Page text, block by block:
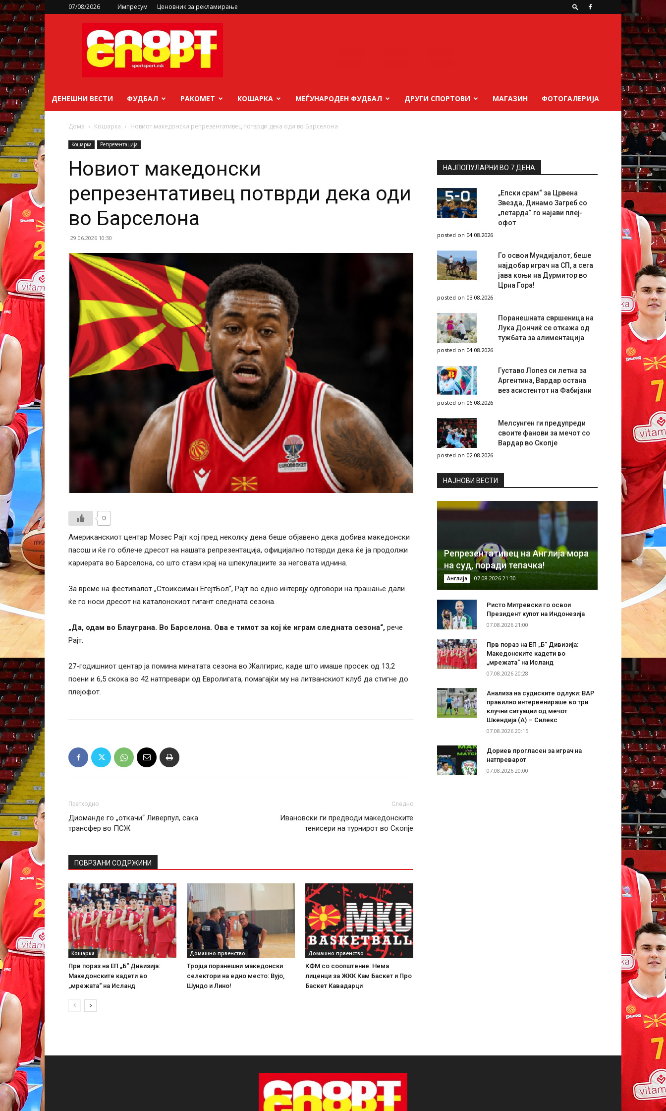
07/08/2026 Импресум Ценовник за рекламирање
sportsport.mk
ДЕНЕШНИ ВЕСТИ ФУДБАЛ РАКОМЕТ КОШАРКА МЕЃУНАРОДЕН ФУДБАЛ ДРУГИ СПОРТОВИ МАГАЗИН ФОТОГАЛЕРИЈА
Дома Кошарка Новиот македонски репрезентативец потврди дека оди во Барселона
Кошарка Репрезентација
Новиот македонски
репрезентативец потврди дека оди
во Барселона
29.06.2026 10:30
0
Американскиот центар Мозес Рајт кој пред неколку дена беше објавено дека добива македонски
пасош и ќе го облече дресот на нашата репрезентација, официјално потврди дека ќе ја продолжи
кариерата во Барселона, со што стави крај на шпекулациите за неговата иднина.
За време на фестивалот „Стоиксиман ЕгејтБол“, Рајт во едно интервју одговори на прашање дали
ќе го носи дресот на каталонскиот гигант следната сезона.
„Да, одам во Блауграна. Во Барселона. Ова е тимот за кој ќе играм следната сезона“, рече
Рајт.
27-годишниот центар ја помина минатата сезона во Жалгирис, каде што имаше просек од 13,2
поени и 6,5 скока во 42 натпревари од Евролигата, помагајќи му на литванскиот клуб да стигне до
плејофот.
Претходно
Диоманде го „откачи“ Ливерпул, сака
трансфер во ПСЖ
Следно
Ивановски ги предводи македонските
тенисери на турнирот во Скопје
ПОВРЗАНИ СОДРЖИНИ
Кошарка
Прв пораз на ЕП „Б“ Дивизија:
Македонските кадети во
„мрежата“ на Исланд
Домашно првенство
Тројца поранешни македонски
селектори на едно место: Вујо,
Шундо и Лино!
Домашно првенство
КФМ со соопштение: Нема
лиценци за ЖКК Кам Баскет и Про
Баскет Кавадарци
НАЈПОПУЛАРНИ ВО 7 ДЕНА
„Епски срам“ за Црвена
Звезда, Динамо Загреб со
„петарда“ го најави плеј-
офот
posted on 04.08.2026
Го освои Мундијалот, беше
најдобар играч на СП, а сега
јава коњи на Дурмитор во
Црна Гора!
posted on 03.08.2026
Поранешната свршеница на
Лука Дончиќ се откажа од
тужбата за алиментација
posted on 04.08.2026
Густаво Лопез си летна за
Аргентина, Вардар остана
вез асистентот на Фабијани
posted on 06.08.2026
Мелсунген ги предупреди
своите фанови за мечот со
Вардар во Скопје
posted on 02.08.2026
НAЈНОВИ ВЕСТИ
Репрезентативец на Англија мора
на суд, поради тепачка!
Англија 07.08.2026 21:30
Ристо Митревски го освои
Президент купот на Индонезија
07.08.2026 21:00
Прв пораз на ЕП „Б“ Дивизија:
Македонските кадети во
„мрежата“ на Исланд
07.08.2026 20:28
Анализа на судиските одлуки: ВАР
правилно интервенираше во три
клучни ситуации од мечот
Шкендија (А) – Силекс
07.08.2026 20:15
Дориев прогласен за играч на
натпреварот
07.08.2026 20:00